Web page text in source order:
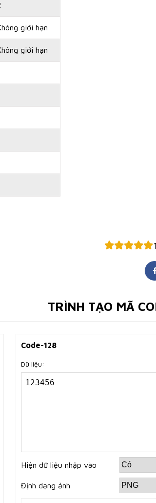
giới hạn
giới hạn
TRÌNH TẠO MÃ
Code-128
Dữ liệu:
Hiện dữ liệu nhập vào
Định dạng ảnh